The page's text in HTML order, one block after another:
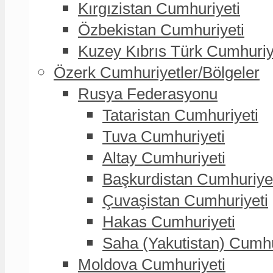
Kırgızistan Cumhuriyeti
Özbekistan Cumhuriyeti
Kuzey Kıbrıs Türk
Özerk Cumhuriyetler/Bölgeler
Rusya Federasyonu
Tataristan Cumhuriyeti
Tuva Cumhuriyeti
Altay Cumhuriyeti
Başkurdistan
Çuvaşistan Cumhuriyeti
Hakas Cumhuriyeti
Saha (Yakutistan)
Moldova Cumhuriyeti